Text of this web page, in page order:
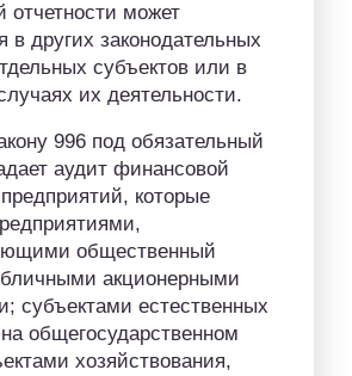
отчетности может
в других законодательных
субъектов или в
их деятельности.
996 под обязательный
аудит финансовой
которые
общественный
акционерными
субъектами естественных
общегосударственном
хозяйствования,